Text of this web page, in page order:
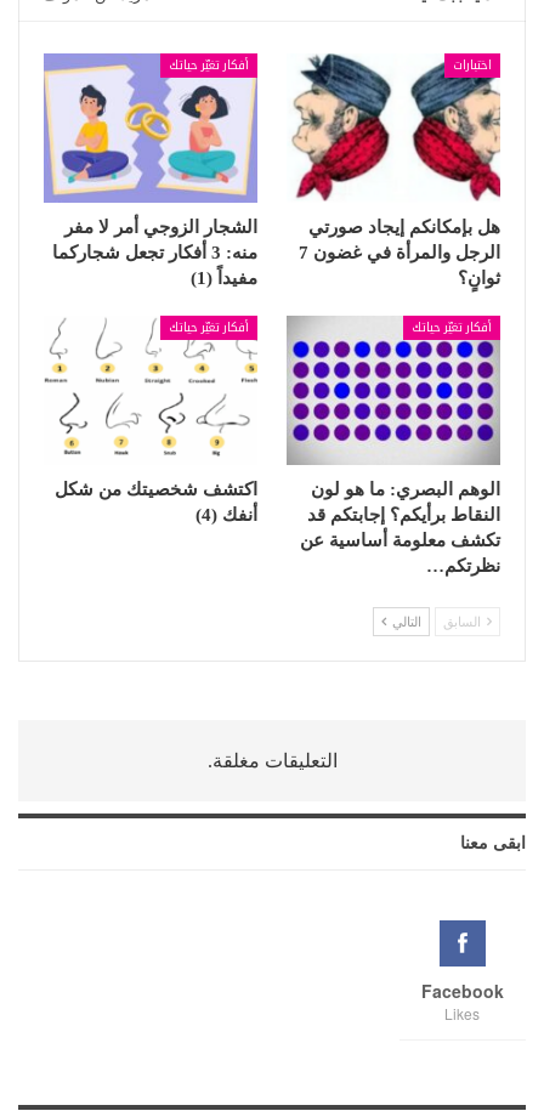
اختبارات
هل بإمكانكم إيجاد صورتي
الرجل والمرأة في غضون 7
ثوانٍ؟
أفكار تغيّر حياتك
الشجار الزوجي أمر لا مفر
منه: 3 أفكار تجعل شجاركما
مفيداً (1)
أفكار تغيّر حياتك
الوهم البصري: ما هو لون
النقاط برأيكم؟ إجابتكم قد
تكشف معلومة أساسية عن
نظرتكم…
أفكار تغيّر حياتك
اكتشف شخصيتك من شكل
أنفك (4)
السابق التالي
التعليقات مغلقة.
ابقى معنا
Facebook
Likes